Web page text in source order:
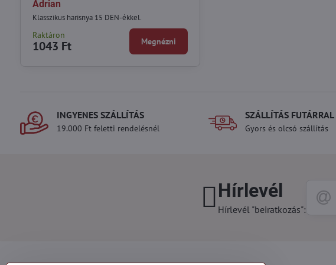
Adrian
Klasszikus harisnya 15 DEN-ékkel.
Raktáron
1043 Ft Megnézni
INGYENES SZÁLLÍTÁS
19.000 Ft feletti rendelésnél
SZÁLLÍTÁS FUTÁRRAL
Gyors és olcsó szállítás
Hírlevél
Hírlevél "beiratkozás":